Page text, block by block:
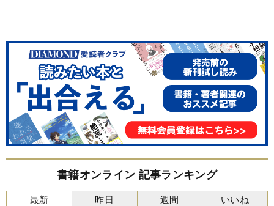
書籍オンライン 記事ランキング
最新 昨日 週間 いいね